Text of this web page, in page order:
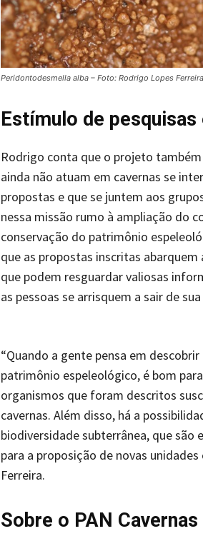
Peridontodesmella alba – Foto: Rodrigo Lopes Ferreira
Estímulo de
Rodrigo conta que o projeto
ainda não atuam em cavernas se
propostas e que se juntem aos
nessa missão rumo à ampliação do
conservação do patrimônio
que as propostas inscritas
que podem resguardar valiosas
as pessoas se arrisquem a sair de
“Quando a gente pensa em
patrimônio espeleológico, é bom
organismos que foram descritos
cavernas. Além disso, há a
biodiversidade subterrânea, que
para a proposição de novas
Ferreira.
Sobre o PAN Cavernas